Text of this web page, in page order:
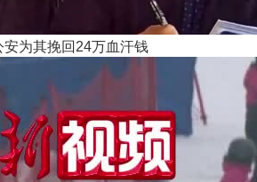
为其挽回24万血汗钱